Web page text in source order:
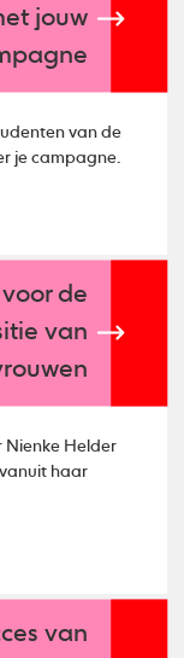
jouw
van de
je campagne.
de
van
Nienke Helder
vanuit haar
van